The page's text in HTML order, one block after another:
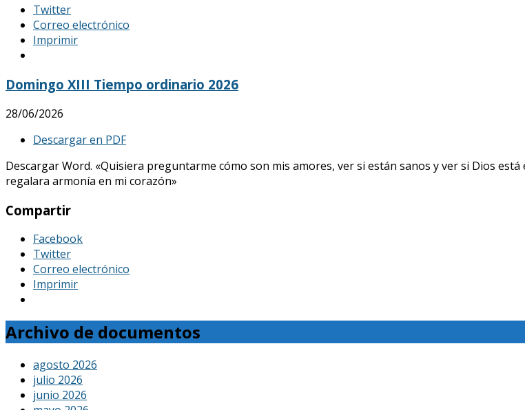
Twitter
Correo electrónico
Imprimir
Domingo XIII Tiempo ordinario 2026
28/06/2026
Descargar en PDF
Descargar Word. «Quisiera preguntarme cómo son mis amores, ver si están sanos y ver si Dios
regalara armonía en mi corazón»
Compartir
Facebook
Twitter
Correo electrónico
Imprimir
Archivo de documentos
agosto 2026
julio 2026
junio 2026